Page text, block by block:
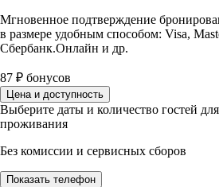
Мгновенное подтверждение
в размере удобным способом: Visa,
Сбербанк.Онлайн и др.
87 ₽ бонусов
Цена и доступность
Выберите даты и количество гостей
проживания
Без комиссии и сервисных сборов
Показать телефон